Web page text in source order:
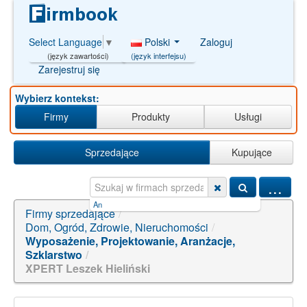
Select Language ▼
(język zawartości)
Polski
(język interfejsu)
Zaloguj
Zarejestruj się
Wybierz kontekst:
Firmy
Produkty Usługi
Sprzedające Kupujące
...
cách gửi tiền tiết
Firmy sprzedające /
Dom, Ogród, Zdrowie, Nieruchomości /
Wyposażenie, Projektowanie, Aranżacje,
Szklarstwo /
XPERT Leszek Hieliński